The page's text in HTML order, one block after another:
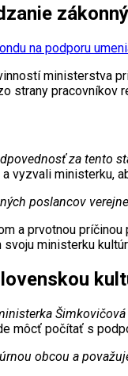
na podporu
ministerstva
strany pracovníkov
za tento
vyzvali ministerku,
poslancov
a prvotnou
ministerku
môcť počítať s
obcou a